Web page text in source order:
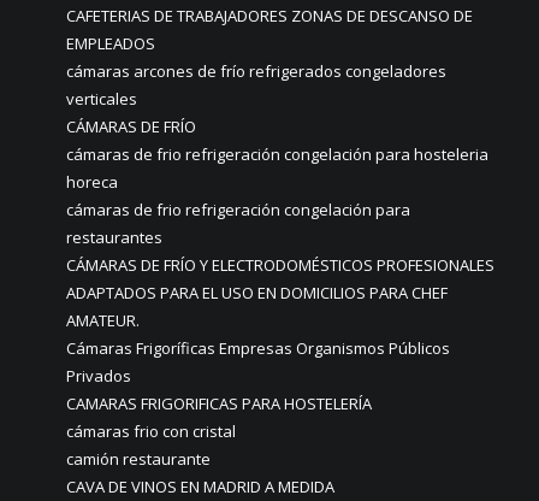
CAFETERIAS DE TRABAJADORES ZONAS DE DESCANSO DE
EMPLEADOS
cámaras arcones de frío refrigerados congeladores
verticales
CÁMARAS DE FRÍO
cámaras de frio refrigeración congelación para hosteleria
horeca
cámaras de frio refrigeración congelación para
restaurantes
CÁMARAS DE FRÍO Y ELECTRODOMÉSTICOS PROFESIONALES
ADAPTADOS PARA EL USO EN DOMICILIOS PARA CHEF
AMATEUR.
Cámaras Frigoríficas Empresas Organismos Públicos
Privados
CAMARAS FRIGORIFICAS PARA HOSTELERÍA
cámaras frio con cristal
camión restaurante
CAVA DE VINOS EN MADRID A MEDIDA